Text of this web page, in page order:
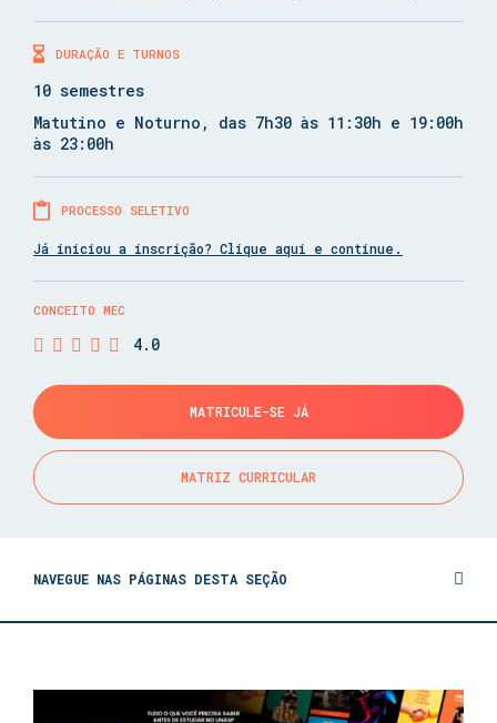
DURAÇÃO E TURNOS
10 semestres
Matutino e Noturno, das 7h30 às 11:30h e 19:00h
às 23:00h
PROCESSO SELETIVO
Já iniciou a inscrição? Clique aqui e continue.
CONCEITO MEC
4.0
MATRICULE-SE JÁ
MATRIZ CURRICULAR
NAVEGUE NAS PÁGINAS DESTA SEÇÃO